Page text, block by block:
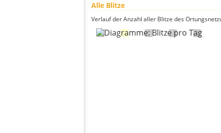
Alle Blitze
Verlauf der Anzahl aller Blitze des